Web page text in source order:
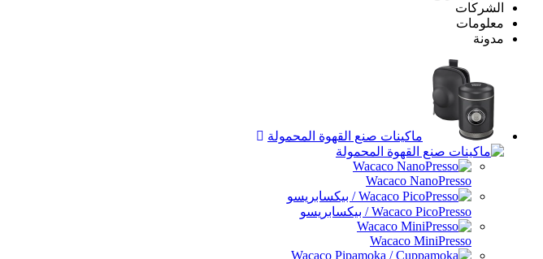
الشركات
معلومات
مدونة
ماكينات صنع القهوة المحمولة
Wacaco NanoPresso
Wacaco PicoPresso / بيكسابريسو
Wacaco MiniPresso